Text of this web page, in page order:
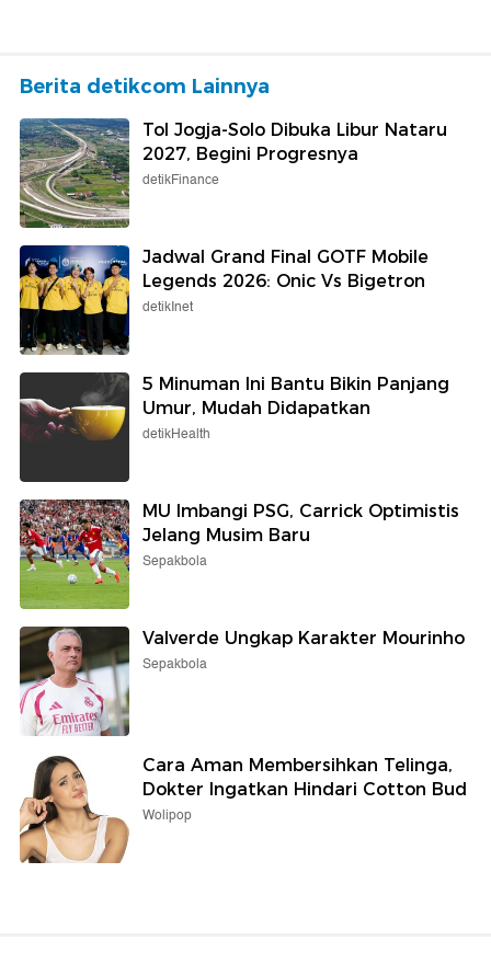
Berita detikcom Lainnya
Tol Jogja-Solo Dibuka Libur Nataru
2027, Begini Progresnya
detikFinance
Jadwal Grand Final GOTF Mobile
Legends 2026: Onic Vs Bigetron
detikInet
5 Minuman Ini Bantu Bikin Panjang
Umur, Mudah Didapatkan
detikHealth
MU Imbangi PSG, Carrick Optimistis
Jelang Musim Baru
Sepakbola
Valverde Ungkap Karakter Mourinho
Sepakbola
Cara Aman Membersihkan Telinga,
Dokter Ingatkan Hindari Cotton Bud
Wolipop